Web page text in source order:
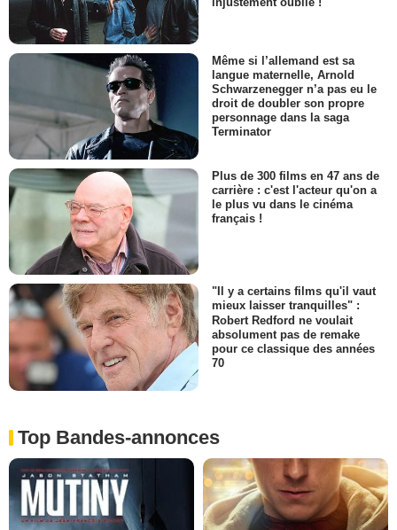
Même si l’allemand est sa
langue maternelle, Arnold
Schwarzenegger n’a pas eu le
droit de doubler son propre
personnage dans la saga
Terminator
Plus de 300 films en 47 ans de
carrière : c'est l'acteur qu'on a
le plus vu dans le cinéma
français !
"Il y a certains films qu'il vaut
mieux laisser tranquilles" :
Robert Redford ne voulait
absolument pas de remake
pour ce classique des années
70
Top Bandes-annonces